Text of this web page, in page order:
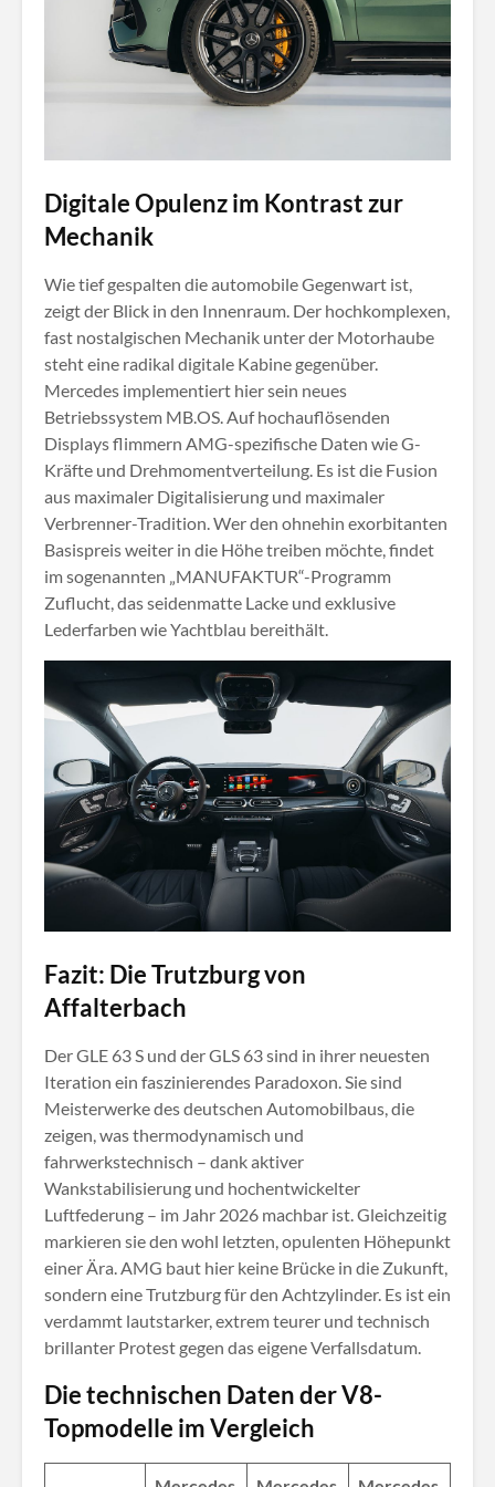
Digitale Opulenz im Kontrast zur
Mechanik
Wie tief gespalten die automobile Gegenwart ist,
zeigt der Blick in den Innenraum. Der hochkomplexen,
fast nostalgischen Mechanik unter der Motorhaube
steht eine radikal digitale Kabine gegenüber.
Mercedes implementiert hier sein neues
Betriebssystem MB.OS . Auf hochauflösenden
Displays flimmern AMG-spezifische Daten wie G-
Kräfte und Drehmomentverteilung . Es ist die Fusion
aus maximaler Digitalisierung und maximaler
Verbrenner-Tradition. Wer den ohnehin exorbitanten
Basispreis weiter in die Höhe treiben möchte, findet
im sogenannten „MANUFAKTUR“-Programm
Zuflucht, das seidenmatte Lacke und exklusive
Lederfarben wie Yachtblau bereithält
Fazit: Die Trutzburg von
Affalterbach
Der GLE 63 S und der GLS 63 sind in ihrer neuesten
Iteration ein faszinierendes Paradoxon. Sie sind
Meisterwerke des deutschen Automobilbaus, die
zeigen, was thermodynamisch und
fahrwerkstechnisch – dank aktiver
Wankstabilisierung und hochentwickelter
Luftfederung – im Jahr 2026 machbar ist. Gleichzeitig
markieren sie den wohl letzten, opulenten Höhepunkt
einer Ära. AMG baut hier keine Brücke in die Zukunft,
sondern eine Trutzburg für den Achtzylinder. Es ist ein
verdammt lautstarker, extrem teurer und technisch
brillanter Protest gegen das eigene Verfallsdatum.
Die technischen Daten der V8-
Topmodelle im Vergleich